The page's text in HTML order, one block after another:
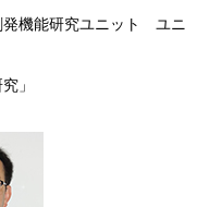
発機能研究ユニット ユニ
」